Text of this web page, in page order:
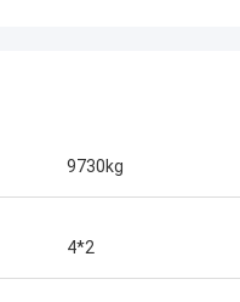
9730kg
4*2